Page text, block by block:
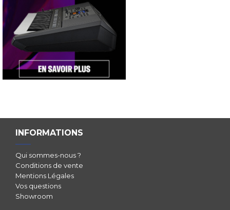
INFORMATIONS
Qui sommes-nous ?
Conditions de vente
Mentions Légales
Vos questions
Showroom